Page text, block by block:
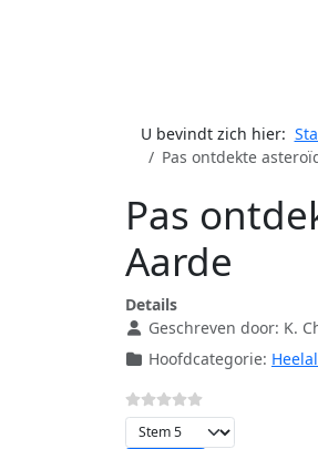
U bevindt zich hier:
Pas ontdekte
Pas
Aarde
Details
Geschreven door: K.
Hoofdcategorie:
Voeg waardering toe